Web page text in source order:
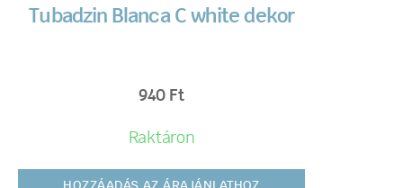
Tubadzin Blanca C white dekor
940 Ft
Raktáron